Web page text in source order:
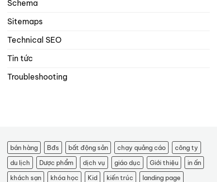
Schema
Sitemaps
Technical SEO
Tin tức
Troubleshooting
bán hàng Bđs bất động sản chạy quảng cáo
công ty
du lịch
Dược phẩm dịch vụ giáo dục Giới thiệu
in ấn
khách sạn
khóa học Kid kiến trúc
landing page